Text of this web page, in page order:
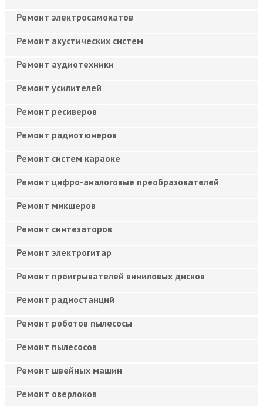
Ремонт электросамокатов
Ремонт акустических систем
Ремонт аудиотехники
Ремонт усилителей
Ремонт ресиверов
Ремонт радиотюнеров
Ремонт систем караоке
Ремонт цифро-аналоговые преобразователей
Ремонт микшеров
Ремонт синтезаторов
Ремонт электрогитар
Ремонт проигрывателей виниловых дисков
Ремонт радиостанций
Ремонт роботов пылесосы
Ремонт пылесосов
Ремонт швейных машин
Ремонт оверлоков